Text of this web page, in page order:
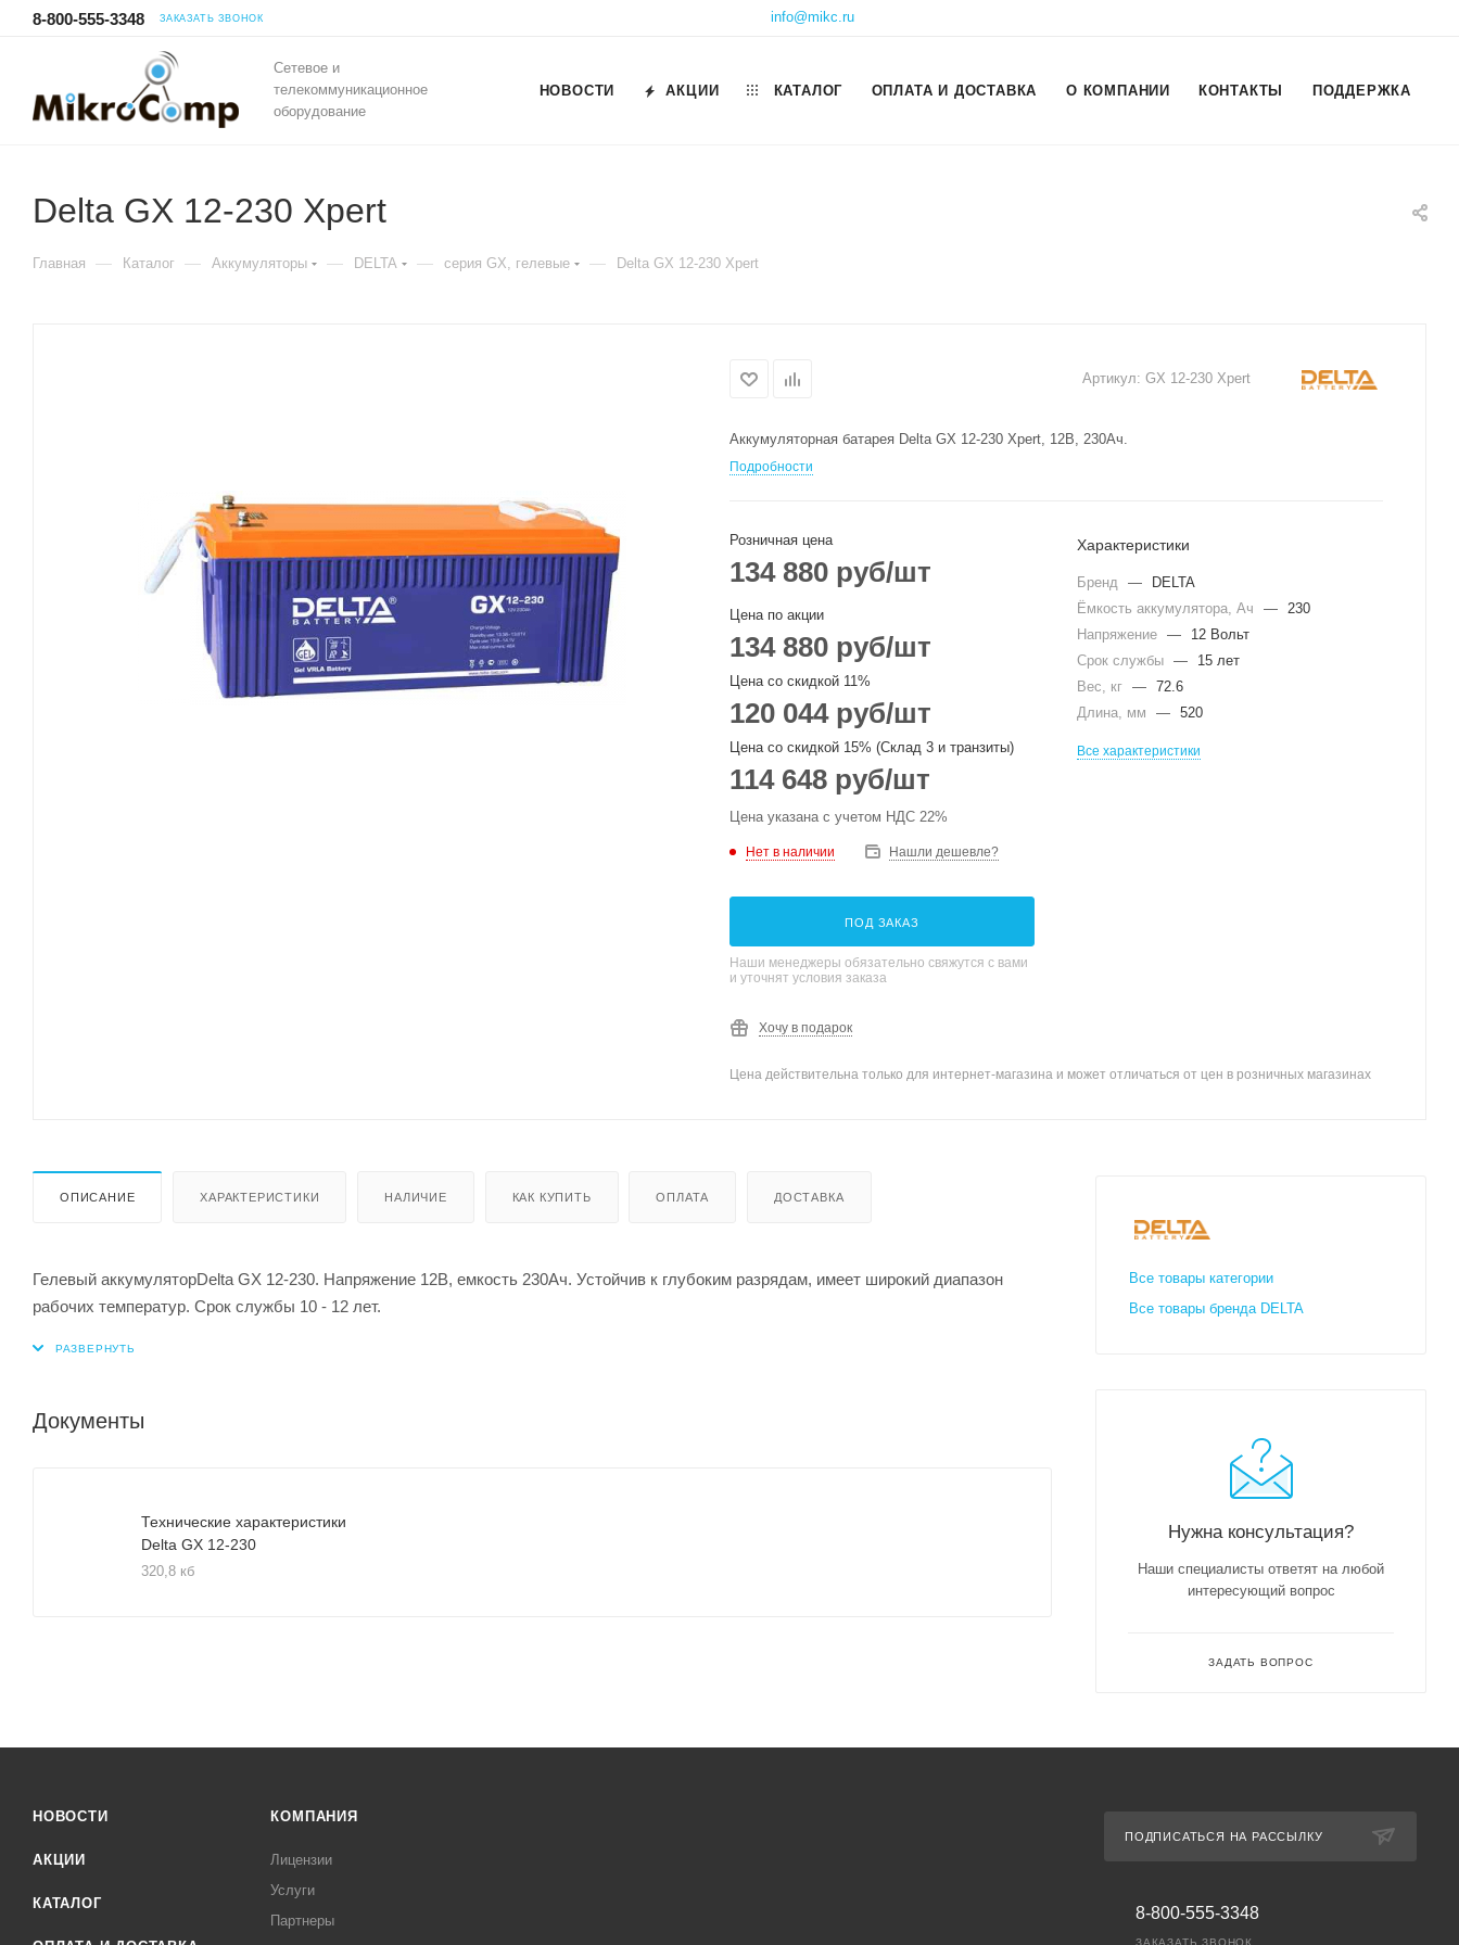
8-800-555-3348 ЗАКАЗАТЬ ЗВОНОК info@mikc.ru
Сетевое и
телекоммуникационное
оборудование
НОВОСТИ АКЦИИ КАТАЛОГ ОПЛАТА И ДОСТАВКА О КОМПАНИИ КОНТАКТЫ ПОДДЕРЖКА
Delta GX 12-230 Xpert
Главная — Каталог — Аккумуляторы — DELTA — серия GX, гелевые — Delta GX 12-230 Xpert
Артикул: GX 12-230 Xpert
Аккумуляторная батарея Delta GX 12-230 Xpert, 12В, 230Ач.
Подробности
Розничная цена
134 880 руб/шт
Цена по акции
134 880 руб/шт
Цена со скидкой 11%
120 044руб/шт
Цена со скидкой 15% (Склад 3 и транзиты)
114 648 руб/шт
Цена указана с учетом НДС 22%
Нет в наличии Нашли дешевле?
ПОД ЗАКАЗ
Наши менеджеры обязательно свяжутся с вами
и уточнят условия заказа
Хочу в подарок
Характеристики
Бренд —
DELTA
Ёмкость аккумулятора, Ач
— 230
Напряжение —
12 Вольт
Срок службы —
15 лет
Вес, кг — 72.6
Длина, мм
— 520
Все характеристики
Цена действительна только для интернет-магазина и может отличаться от цен в розничных магазинах
ОПИСАНИЕ ХАРАКТЕРИСТИКИ НАЛИЧИЕ КАК КУПИТЬ ОПЛАТА ДОСТАВКА
Гелевый аккумуляторDelta GX 12-230. Напряжение 12В, емкость 230Ач. Устойчив к глубоким разрядам, имеет широкий диапазон
рабочих температур. Срок службы 10 - 12 лет.
Документы
Технические характеристики
Delta GX 12-230
320,8 кб
Все товары категории
Все товары бренда DELTA
Нужна консультация?
Наши специалисты ответят на любой
интересующий вопрос
ЗАДАТЬ ВОПРОС
НОВОСТИ
АКЦИИ
КАТАЛОГ
КОМПАНИЯ
Лицензии
Услуги
Партнеры
ПОДПИСАТЬСЯ НА РАССЫЛКУ
8-800-555-3348
ЗАКАЗАТЬ ЗВОНОК